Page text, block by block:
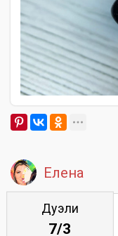
Елена
Дуэли
7/3